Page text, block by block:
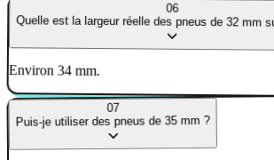
06
Quelle est la largeur réelle des pneus de 32 mm
Environ 34 mm.
07
Puis-je utiliser des pneus de 35 mm ?